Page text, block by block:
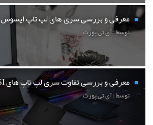
معرفی و بررسی سری های لپ تاپ ایسوس
توسط : آی تی پورت
معرفی و بررسی تفاوت سری لپ تاپ های MSI
توسط : آی تی پورت